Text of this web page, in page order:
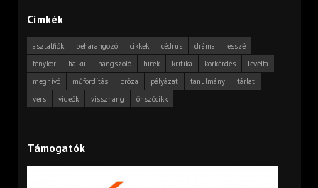
Címkék
asztalfiók beharangozó cikkek cédrus dráma
esszé
fénykör
haiku hangszóló hírek kritika körkérdés
levélfa
meghívó
műfordítás próza pályázat tanulmány
tárlat
vers
videók visszhang önszócikk
Támogatók